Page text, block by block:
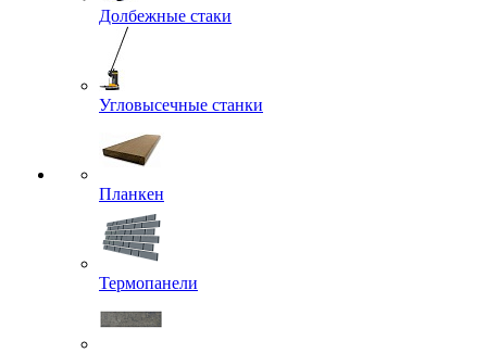
Долбежные стаки
Угловысечные станки
Планкен
Термопанели